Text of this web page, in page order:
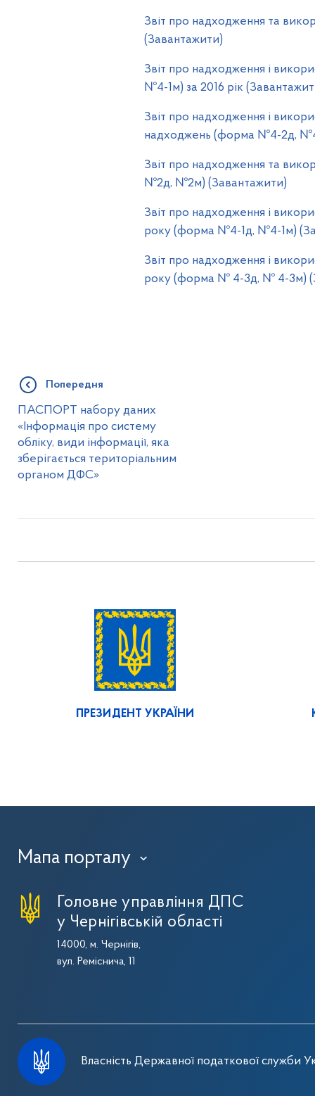
Звіт про надходження та
(Завантажити)
Звіт про надходження і
№4-1м) за 2016 рік
Звіт про надходження і
надходжень (форма №4-2д,
Звіт про надходження та
№2д, №2м) (Завантажити)
Звіт про надходження і
року (форма №4-1д, №4-1м)
Звіт про надходження і
року (форма № 4-3д, № 4-3м)
Попередня
ПАСПОРТ набору даних
«Інформація про систему
обліку, види інформації, яка
зберігається територіальним
органом ДФС»
ПРЕЗИДЕНТ УКРАЇНИ
Мапа порталу ›
Головне управління ДПС
у Чернігівській області
14000, м. Чернігів,
вул. Реміснича, 11
Власність Державної податкової служби